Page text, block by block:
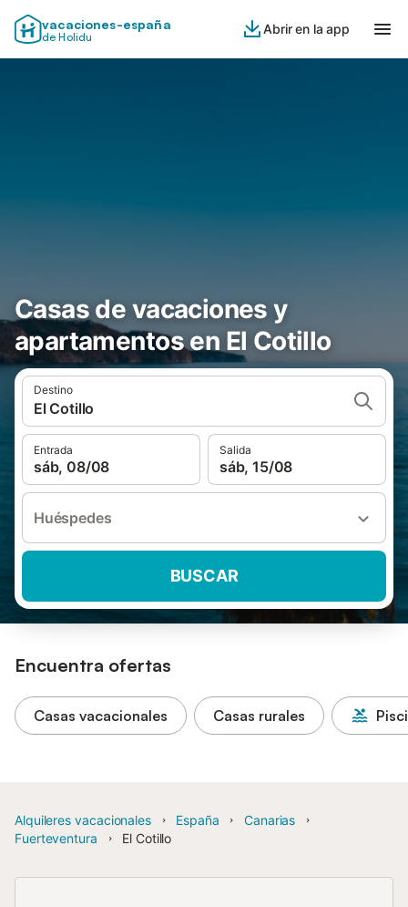
vacaciones-españa
de Holidu
Abrir en la app
Casas de vacaciones y
apartamentos en El Cotillo
Destino
El Cotillo
Entrada
sáb, 08/08
Salida
sáb, 15/08
Huéspedes
BUSCAR
Encuentra ofertas
Casas vacacionales Casas rurales
Alquileres vacacionales España
Canarias
Fuerteventura
El Cotillo